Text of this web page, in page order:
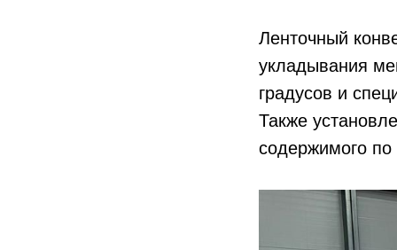
Ленточный
укладывания
градусов и
Также
содержимого